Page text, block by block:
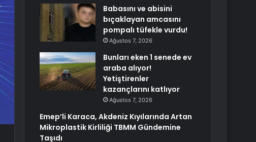
Babasını ve abisini
bıçaklayan amcasını
pompalı tüfekle vurdu!
Ağustos 7, 2026
Bunları eken 1 senede ev
araba alıyor!
Yetiştirenler
kazançlarını katlıyor
Ağustos 7, 2026
Emep’li Karaca, Akdeniz Kıyılarında Artan
Mikroplastik Kirliliği TBMM Gündemine
Taşıdı